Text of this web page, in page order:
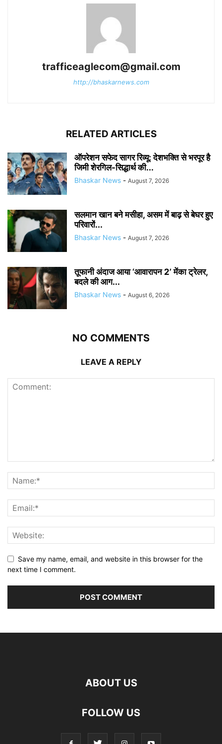
trafficeaglecom@gmail.com
http://bhaskarnews.com
RELATED ARTICLES
ऑपरेशन सफेद सागर रिव्यू: देशभक्ति से भरपूर है
जिमी शेरगिल-सिद्धार्थ की...
Bhaskar News - August 7, 2026
सलमान खान बने मसीहा, असम में बाढ़ से बेघर हुए
परिवारों...
Bhaskar News - August 7, 2026
तूफानी अंदाज आया ‘आवारापन 2’ मेंका ट्रेलर,
बदले की आग...
Bhaskar News - August 6, 2026
NO COMMENTS
LEAVE A REPLY
Save my name, email, and website in this browser for the
next time I comment.
ABOUT US
FOLLOW US